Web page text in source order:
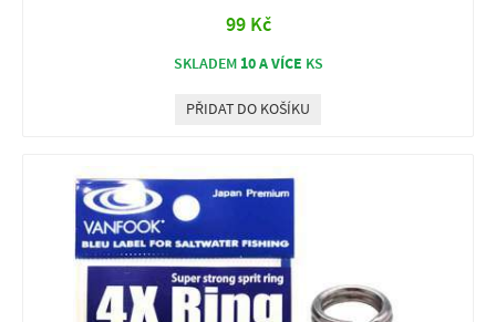
99 Kč
SKLADEM 10 A VÍCE KS
PŘIDAT DO KOŠÍKU